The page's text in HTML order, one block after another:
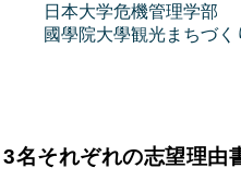
日本大学危機管理学部
國學院大學観光まちづく
3名それぞれの志望理由